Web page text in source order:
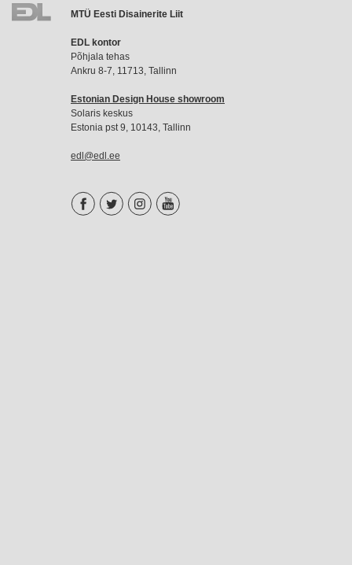
liikmemaks
MTÜ Eesti Disainerite Liit
EDL kontor
Põhjala tehas
Ankru 8-7, 11713, Tallinn
Estonian Design House showroom
Solaris keskus
Estonia pst 9, 10143, Tallinn
edl@edl.ee